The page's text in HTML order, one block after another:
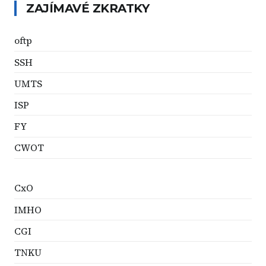
ZAJÍMAVÉ ZKRATKY
oftp
SSH
UMTS
ISP
FY
CWOT
CxO
IMHO
CGI
TNKU